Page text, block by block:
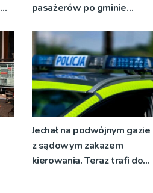
pasażerów po gminie
Jechał na podwójnym gazie
z sądowym zakazem
kierowania. Teraz trafi do